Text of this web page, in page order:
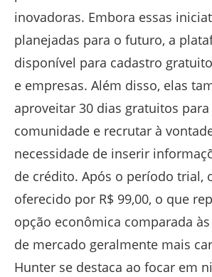
inovadoras. Embora essas
planejadas para o futuro, a
disponível para cadastro
e empresas. Além disso, elas
aproveitar 30 dias gratuitos
comunidade e recrutar à
necessidade de inserir
de crédito. Após o período trial,
oferecido por R$ 99,00, o que
opção econômica comparada
de mercado geralmente mais
Hunter se destaca ao focar em